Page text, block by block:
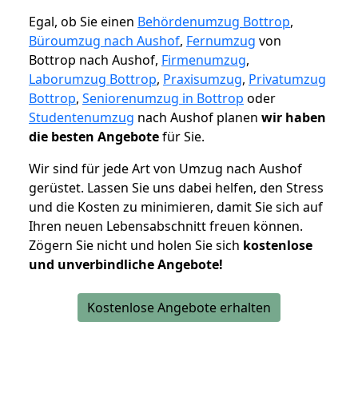
Egal, ob Sie einen Behördenumzug Bottrop,
Büroumzug nach Aushof, Fernumzug von
Bottrop nach Aushof, Firmenumzug,
Laborumzug Bottrop, Praxisumzug, Privatumzug
Bottrop, Seniorenumzug in Bottrop oder
Studentenumzug nach Aushof planen wir haben
die besten Angebotefür Sie.
Wir sind für jede Art von Umzug nach Aushof
gerüstet. Lassen Sie uns dabei helfen, den Stress
und die Kosten zu minimieren, damit Sie sich auf
Ihren neuen Lebensabschnitt freuen können.
Zögern Sie nicht und holen Sie sich kostenlose
und unverbindliche Angebote!
Kostenlose Angebote erhalten